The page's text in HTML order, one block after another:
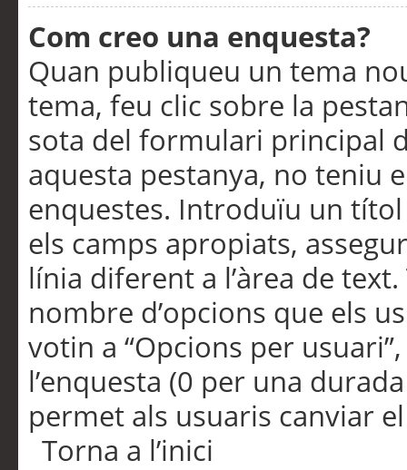
Com creo una enquesta?
Quan publiqueu un tema
tema, feu clic sobre la
sota del formulari principal
aquesta pestanya, no teniu
enquestes. Introduïu un
els camps apropiats,
línia diferent a l’àrea de
nombre d’opcions que els
votin a “Opcions per
l’enquesta (0 per una
permet als usuaris canviar
Torna a l’inici